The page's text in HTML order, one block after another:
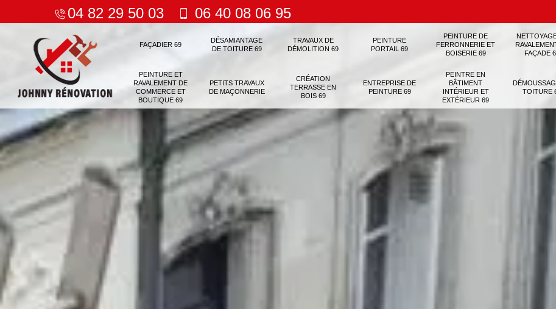
04 82 29 50 03 06 40 08 06 95
FAÇADIER 69
DÉSAMIANTAGE
DE TOITURE 69
TRAVAUX DE
DÉMOLITION 69
PEINTURE
PORTAIL 69
PEINTURE DE
FERRONNERIE ET
BOISERIE 69
FAÇADE
PEINTURE ET
RAVALEMENT DE
COMMERCE ET
BOUTIQUE 69
PETITS TRAVAUX
DE MAÇONNERIE
CRÉATION
TERRASSE EN
BOIS 69
ENTREPRISE DE
PEINTURE 69
PEINTRE EN
BÂTIMENT
INTÉRIEUR ET
EXTÉRIEUR 69
TOITURE